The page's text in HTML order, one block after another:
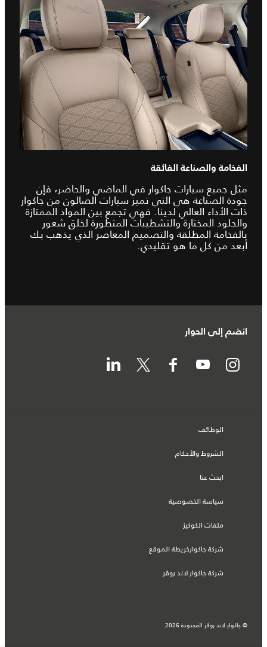
الفخامة والصناعة الفائقة
مثل جميع سيارات جاكوار في الماضي والحاضر، فإن
جودة الصناعة هي التي تميز سيارات الصالون من جاكوار
ذات الأداء العالي لدينا. فهي تجمع بين المواد الممتازة
والجلود المختارة والتشطيبات المتطورة لخلق شعور
بالفخامة المطلقة والتصميم المعاصر الذي يذهب بك
أبعد من كل ما هو تقليدي.
انضم إلى الحوار
الوظائف
الشروط والأحكام
ابحث عنا
سياسة الخصوصية
ملفات الكوكيز
شركة جاكوارخريطة الموقع
شركة جاكوار لاند روڤر
© جاكوار لاند روڨر المحدودة 2026